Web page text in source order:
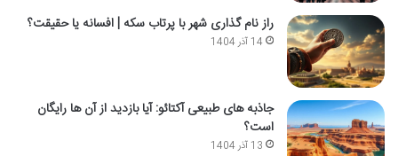
راز نام گذاری شهر با پرتاب سکه | افسانه یا حقیقت؟
14 آذر 1404
جاذبه های طبیعی آکتائو: آیا بازدید از آن ها رایگان
است؟
13 آذر 1404